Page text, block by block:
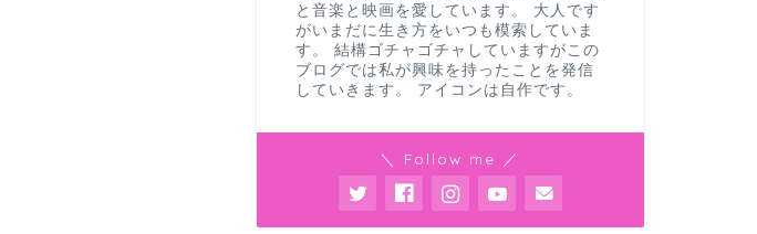
と音楽と映画を愛しています。 大人です
がいまだに生き方をいつも模索していま
す。 結構ゴチャゴチャしていますがこの
ブログでは私が興味を持ったことを発信
していきます。 アイコンは自作です。
＼ Follow me ／